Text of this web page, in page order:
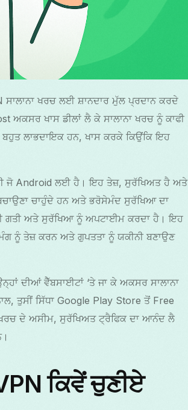
ਖਰਚ ਲਈ ਸ਼ਾਨਦਾਰ ਮੁੱਲ ਪ੍ਰਦਾਨ ਕਰਦੇ
ਅਕਸਰ ਖਾਸ ਡੀਲਾਂ ਲੈ ਕੇ ਸਾਲਾਨਾ ਖਰਚ ਨੂੰ ਕਾਫੀ
ਲਾਭਦਾਇਕ ਹਨ, ਖਾਸ ਕਰਕੇ ਕਿਉਂਕਿ ਇਹ
ਜੋ Android ਲਈ ਹੈ। ਇਹ ਤੇਜ਼, ਸੁਰੱਖਿਅਤ ਹੈ ਅਤੇ
ਚਾਹੁੰਦੇ ਹਨ ਅਤੇ ਭਰੋਸੇਮੰਦ ਸੁਰੱਖਿਆ ਦਾ
ਗਤੀ ਅਤੇ ਸੁਰੱਖਿਆ ਨੂੰ ਅਪਟਾਈਮ ਕਰਦਾ ਹੈ। ਇਹ
ਨੂੰ ਤੇਜ਼ ਕਰਨ ਅਤੇ ਗੁਪਤਤਾ ਨੂੰ ਯਕੀਨੀ ਬਣਾਉਣ
ਦੀਆਂ ਵੈੱਬਸਾਈਟਾਂ ‘ਤੇ ਜਾ ਕੇ ਅਕਸਰ ਸਾਲਾਨਾ
ਤੁਸੀਂ ਸਿੱਧਾ Google Play Store ਤੋਂ Free
ਦੇ ਅਸੀਮ, ਸੁਰੱਖਿਅਤ ਟ੍ਰੈਫਿਕ ਦਾ ਆਨੰਦ ਲੈ
ਕਿਵੇਂ ਚੁਣੀਏ